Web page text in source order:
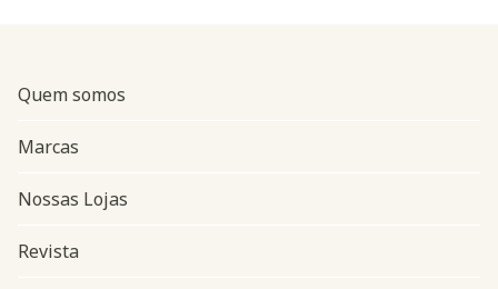
Quem somos
Marcas
Nossas Lojas
Revista